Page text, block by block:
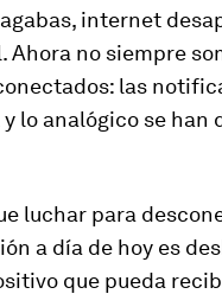
internet
Ahora no siempre
las
lo analógico se han
luchar para
a día de hoy es
que pueda